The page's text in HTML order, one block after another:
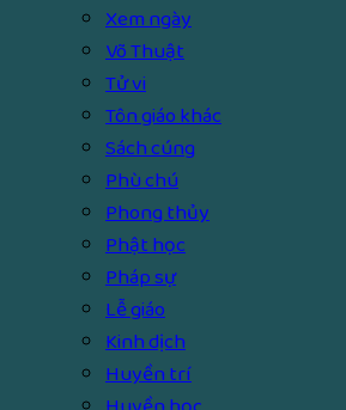
Xem ngày
Võ Thuật
Tử vi
Tôn giáo khác
Sách cúng
Phù chú
Phong thủy
Phật học
Pháp sự
Lễ giáo
Kinh dịch
Huyền trí